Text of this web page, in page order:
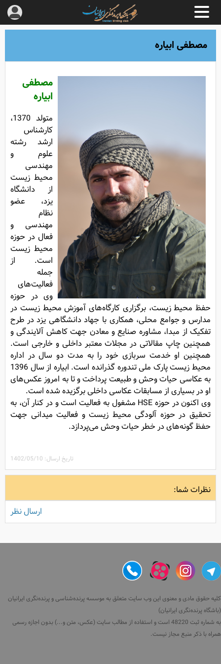
مصطفی ابیاره
مصطفی
ابیاره
متولد 1370،
کارشناس
ارشد رشته
علوم و
مهندسی
محیط‌ زیست
از دانشگاه
یزد، عضو
نظام
مهندسی و
فعال در حوزه
محیط زیست
است. از
جمله
فعالیت‌های
وی در حوزه
حفظ محیط زیست، برگزاری کارگاه‌های آموزش محیط زیست در
مدارس و جوامع محلی، همکاری با جهاد دانشگاهی یزد در طرح
تفکیک از مبدا، مشاوره صنایع و معادن جهت کاهش آلایندگی و
همچنین چاپ مقالاتی در مجلات معتبر داخلی و خارجی است.
همچنین او خدمت سربازی خود را به مدت دو سال در اداره
محیط زیست پارک ملی تندوره گذرانده است. ابیاره از سال 1396
به عکاسی حیات وحش و طبیعت پرداخت و تا به امروز عکس‌های
او در بسیاری از مسابقات عکاسی داخلی برگزیده شده است.
وی اکنون در حوزه HSE مشغول به فعالیت است و در کنار آن، به
تحقیق در حوزه آلودگی محیط زیست و فعالیت میدانی جهت
حفظ گونه‌های در خطر حیات وحش می‌پردازد.
تاریخ ارسال: 1402/05/10
نظرات شما:
ارسال نظر
کلیه حقوق مادی و معنوی این وب سایت متعلق به موسسه پرنده‌شناسی و پرنده‌نگری ایرانیان
(باشگاه پرنده‌نگری ایرانیان)
به شماره ثبت 48220 است و استفاده از مطالب سایت (عکس، متن و...) بدون اجازه رسمی
همراه با ذکر منبع مجاز نیست.